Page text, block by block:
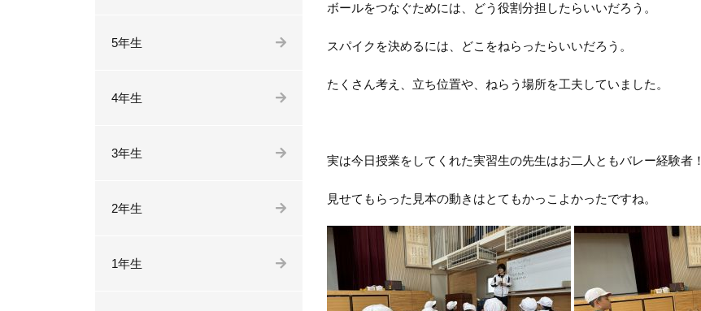
ボールをつなぐためには、どう役割分担したらいいだろう。
スパイクを決めるには、どこをねらったらいいだろう。
たくさん考え、立ち位置や、ねらう場所を工夫していました。
実は今日授業をしてくれた実習生の先生はお二人ともバレー経験者！
見せてもらった見本の動きはとてもかっこよかったですね。
5年生
4年生
3年生
2年生
1年生